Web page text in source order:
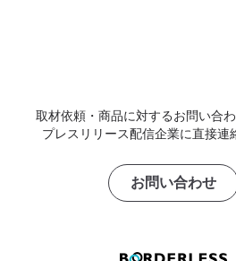
取材依頼・商品に対するお問い合わ
プレスリリース配信企業に直接連
お問い合わせ